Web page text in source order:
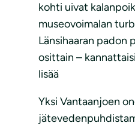
kohti uivat
museovoimalan
Länsihaaran padon
osittain –
lisää
Yksi Vantaanjoen